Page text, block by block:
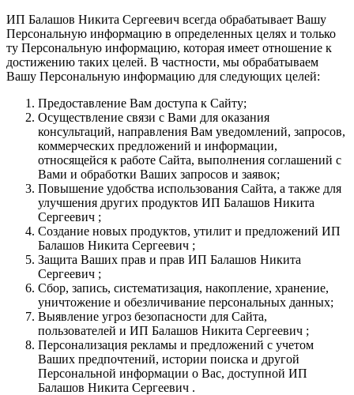
ИП Балашов Никита Сергеевич всегда обрабатывает Вашу
Персональную информацию в определенных целях и только
ту Персональную информацию, которая имеет отношение к
достижению таких целей. В частности, мы обрабатываем
Вашу Персональную информацию для следующих целей:
Предоставление Вам доступа к Сайту;
Осуществление связи с Вами для оказания
консультаций, направления Вам уведомлений, запросов,
коммерческих предложений и информации,
относящейся к работе Сайта, выполнения соглашений с
Вами и обработки Ваших запросов и заявок;
Повышение удобства использования Сайта, а также для
улучшения других продуктов ИП Балашов Никита
Сергеевич ;
Создание новых продуктов, утилит и предложений ИП
Балашов Никита Сергеевич ;
Защита Ваших прав и прав ИП Балашов Никита
Сергеевич ;
Сбор, запись, систематизация, накопление, хранение,
уничтожение и обезличивание персональных данных;
Выявление угроз безопасности для Сайта,
пользователей и ИП Балашов Никита Сергеевич ;
Персонализация рекламы и предложений с учетом
Ваших предпочтений, истории поиска и другой
Персональной информации о Вас, доступной ИП
Балашов Никита Сергеевич .